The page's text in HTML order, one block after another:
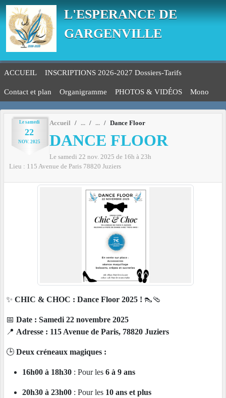
L'ESPERANCE DE
GARGENVILLE
ACCUEIL INSCRIPTIONS 2026-2027 Dossiers-Tarifs
Contact et plan Organigramme PHOTOS & VIDÉOS Mono
Le samedi
22
NOV. 2025
Accueil Dance Floor
DANCE FLOOR
Le samedi 22 nov. 2025 de 16h à 23h
Lieu : 115 Avenue de Paris 78820 Juziers
✨ CHIC & CHOC : Dance Floor 2025 ! 👠🩴
📅 Date : Samedi 22 novembre 2025
📍 Adresse : 115 Avenue de Paris, 78820 Juziers
🕒 Deux créneaux magiques :
16h00 à 18h30 : Pour les 6 à 9 ans
20h30 à 23h00 : Pour les 10 ans et plus
Panneau de gestion des cookies